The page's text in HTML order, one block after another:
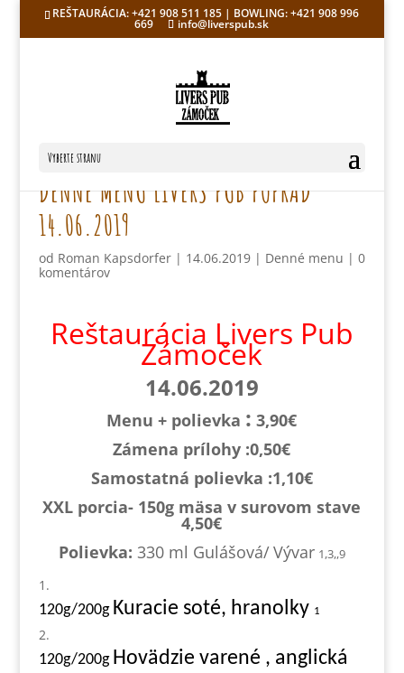
REŠTAURÁCIA: +421 908 511 185 | BOWLING: +421 908 996
669 info@liverspub.sk
Vyberte stranu
DENNÉ MENU LIVERS PUB POPRAD
14.06.2019
od Roman Kapsdorfer| 14.06.2019| Denné menu | 0
komentárov
Reštaurácia Livers Pub
Zámoček
14.06.2019
Menu + polievka : 3,90€
Zámena prílohy :0,50€
Samostatná polievka :1,10€
XXL porcia- 150g mäsa v surovom stave
4,50€
Polievka: 330 ml Gulášová/Vývar 1,3,,9
120g/200g Kuracie soté, hranolky 1
120g/200g Hovädzie varené , anglická